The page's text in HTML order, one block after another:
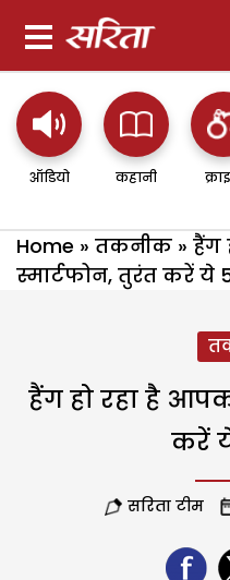
ऑडियो कहानी
Home » तकनीक » हैंग
स्मार्टफोन, तुरंत करें ये
हैंग हो रहा है
करें
सरिता टीम